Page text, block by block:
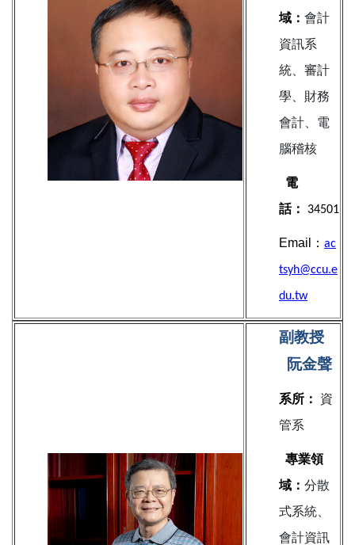
域： 會計
資訊系
統、審計
學、財務
會計、電
腦稽核
電
話：
34501
Email： ac
tsyh@ccu.e
du.tw
副教授
阮金聲
系所：
資
管系
專業領
域： 分散
式系統、
會計資訊